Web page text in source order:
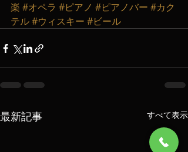
楽 #オペラ #ピアノ #ピアノバー #カク
テル#ウィスキー #ビール
最新記事 すべて表示